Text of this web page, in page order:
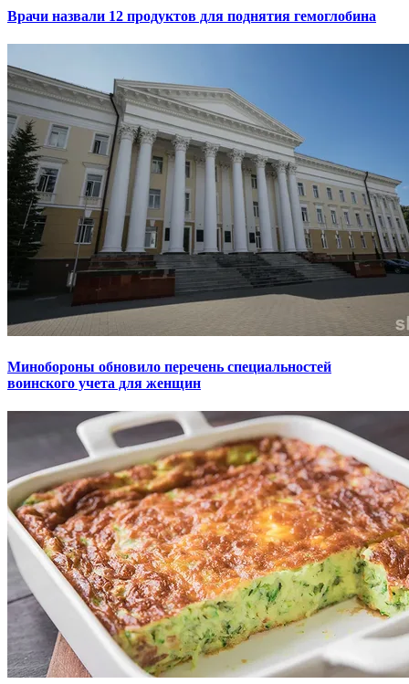
Врачи назвали 12 продуктов для поднятия гемоглобина
Минобороны обновило перечень специальностей
воинского учета для женщин